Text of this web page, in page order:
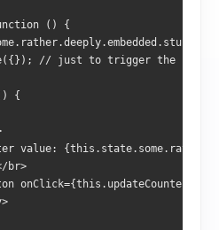
() {
// just to trigger the
{
value:
br>